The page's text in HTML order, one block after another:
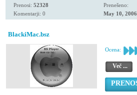
Prenosi: 52328
Komentarji: 0
Prenešeno:
May 10, 2006
BlackiMac.bsz
Ocena:
Več ...